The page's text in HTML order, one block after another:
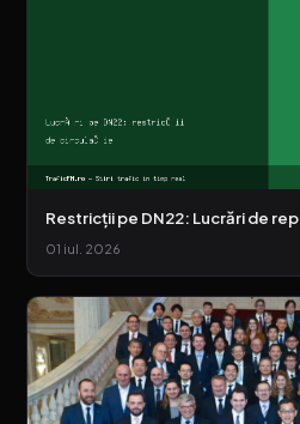
Restricții pe DN22: Lucrări de
01 iul. 2026